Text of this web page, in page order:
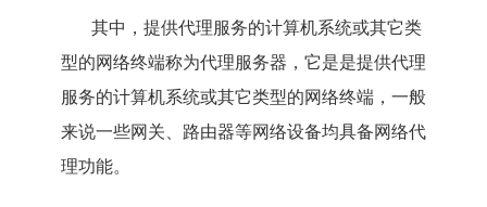
其中，提供代理服务的计算机系统或其它类
型的网络终端称为代理服务器，它是是提供代理
服务的计算机系统或其它类型的网络终端，一般
来说一些网关、路由器等网络设备均具备网络代
理功能。